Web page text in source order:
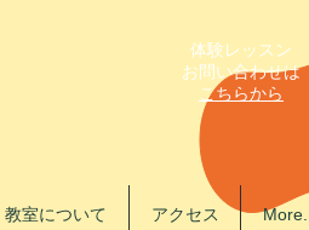
体験レッスン
​お問い合わせは
こちらから
教室について アクセス More...